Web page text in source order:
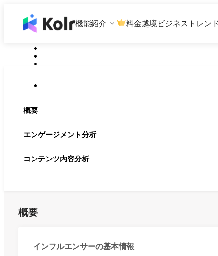
機能紹介 料金越境ビジネス トレン
概要
エンゲージメント分析
コンテンツ内容分析
概要
インフルエンサーの基本情報